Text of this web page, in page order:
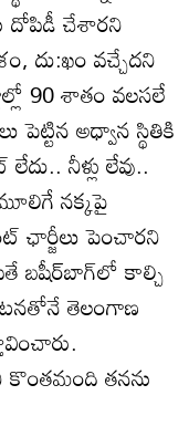
దోపిడీ చేశారని
దు:ఖం వచ్చేదని
90 శాతం వలసలే
పెట్టిన అధ్వాన స్థితికి
నీళ్లు లేవు..
నక్కపై
ఛార్జీలు పెంచారని
బషీర్‌బాగ్‌లో కాల్చి
తెలంగాణ
కొంతమంది తనను